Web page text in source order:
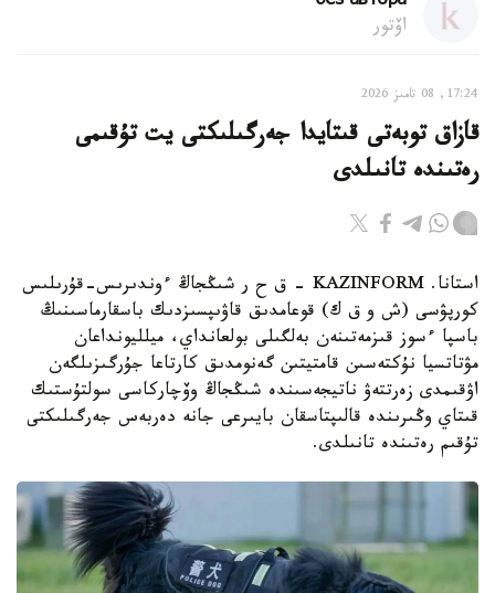
اۆتور
17:24, 08 تامىز 2026
قازاق توبەتى قىتايدا جەرگىلىكتى يت تۇقىمى
رەتىندە تانىلدى
استانا. KAZINFORM – ق ح ر شىڭجاڭ ءوندىرىس-قۇرىلىس
كورپۋسى (ش و ق ك) قوعامدىق قاۋىپسىزدىك باسقارماسىنىڭ
باسپا ءسوز قىزمەتىنەن بەلگىلى بولعانداي، ميلليونداعان
مۋتاتسيا نۇكتەسىن قامتيتىن گەنومدىق كارتاعا جۇرگىزىلگەن
اۋقىمدى زەرتتەۋ ناتيجەسىندە شىڭجاڭ وۆچاركاسى سولتۇستىك
قىتاي وڭىرىندە قالىپتاسقان بايىرعى جانە دەربەس جەرگىلىكتى
تۇقىم رەتىندە تانىلدى.